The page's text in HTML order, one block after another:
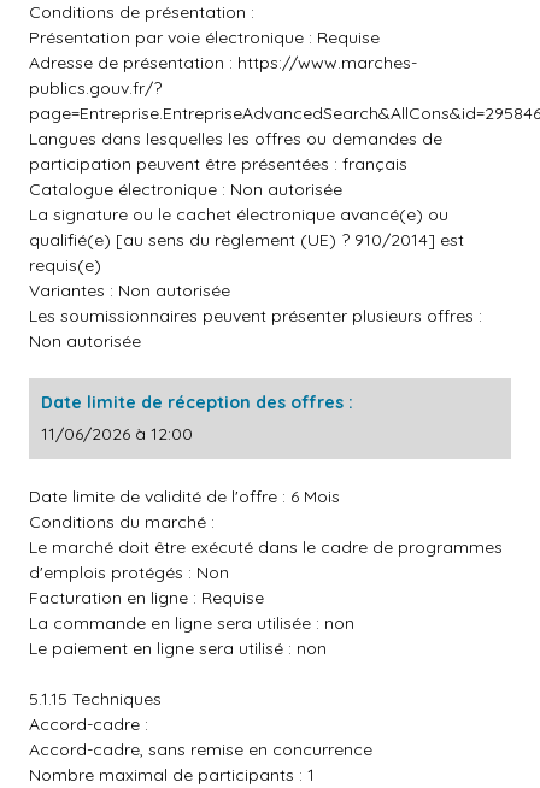
Conditions de présentation :
Présentation par voie électronique : Requise
Adresse de présentation : https://www.marches-
publics.gouv.fr/?
Langues dans lesquelles les offres ou demandes de
participation peuvent être présentées : français
Catalogue électronique : Non autorisée
La signature ou le cachet électronique avancé(e) ou
qualifié(e) [au sens du règlement (UE) ? 910/2014] est
requis(e)
Variantes : Non autorisée
Les soumissionnaires peuvent présenter plusieurs offres :
Non autorisée
Date limite de réception des offres :
11/06/2026 à 12:00
Date limite de validité de l'offre : 6 Mois
Conditions du marché :
Le marché doit être exécuté dans le cadre de programmes
d'emplois protégés : Non
Facturation en ligne : Requise
La commande en ligne sera utilisée : non
Le paiement en ligne sera utilisé : non
5.1.15 Techniques
Accord-cadre :
Accord-cadre, sans remise en concurrence
Nombre maximal de participants : 1